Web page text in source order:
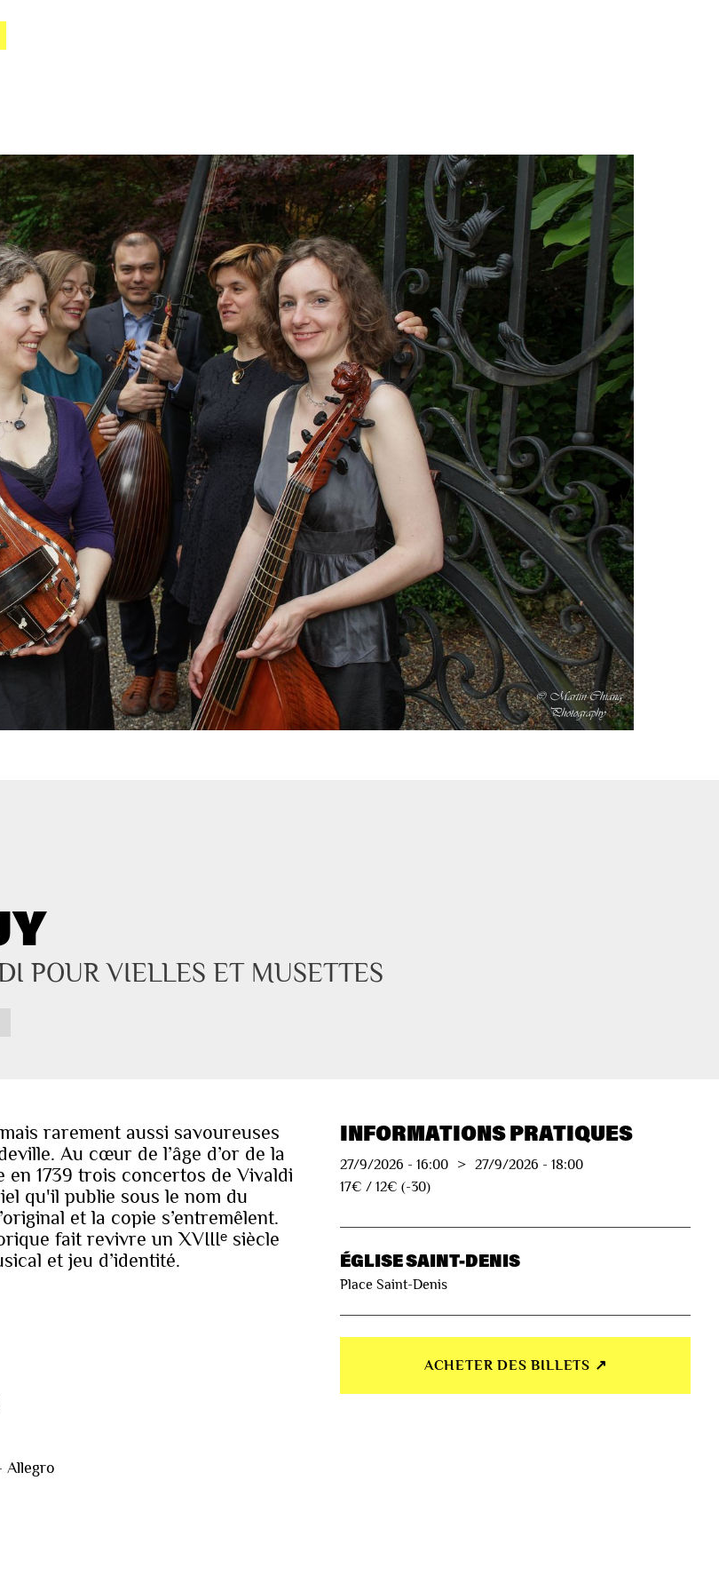
POUR VIELLES ET MUSETTES
rarement aussi savoureuses
Au cœur de l’âge d’or de la
1739 trois concertos de Vivaldi
qu'il publie sous le nom du
et la copie s’entremêlent.
fait revivre un XVIIIᵉ siècle
et jeu d’identité.
Allegro
INFORMATIONS PRATIQUES
27/9/2026 -16:00 > 27/9/2026 -18:00
17€ / 12€ (-30)
ÉGLISE SAINT-DENIS
Place Saint-Denis
ACHETER DES BILLETS ↗︎